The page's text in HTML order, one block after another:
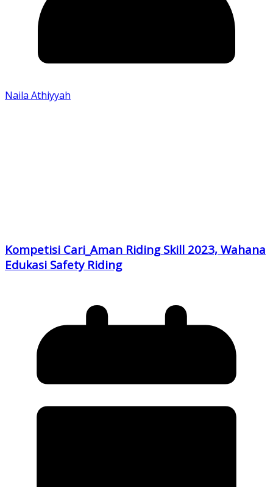
Naila Athiyyah
Kompetisi Cari_Aman Riding Skill 2023, Wahana
Edukasi Safety Riding